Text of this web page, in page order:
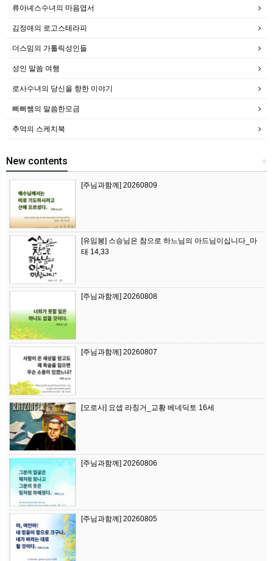
류아녜스수녀의 마음엽서
김정애의 로고스테라피
더스밈의 가톨릭성인들
성인 말씀 여행
로사수녀의 당신을 향한 이야기
삐삐쌤의 말씀한모금
추억의 스케치북
+
New contents
[주님과함께] 20260809
[유임봉] 스승님은 참으로 하느님의 아드님이십니다_마
태 14,33
[주님과함께] 20260808
[주님과함께] 20260807
[오로사] 요셉 라칭거_교황 베네딕토 16세
[주님과함께] 20260806
[주님과함께] 20260805